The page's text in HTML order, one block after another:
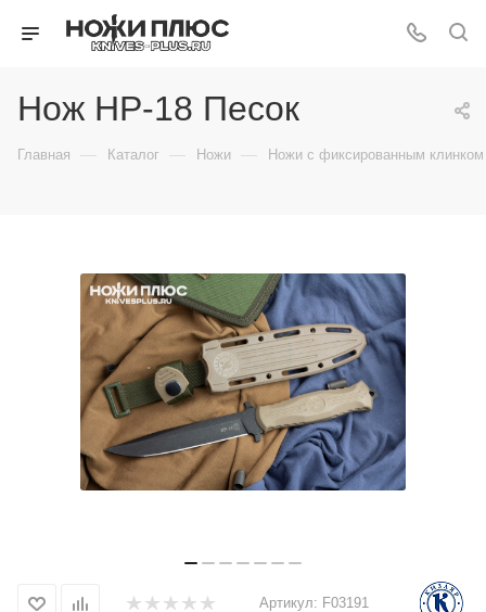
Нож НР-18 Песок
Главная — Каталог — Ножи — Ножи с фиксированным клинком
Артикул: F03191